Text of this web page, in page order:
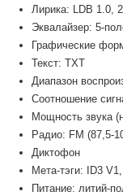
Лирика: LDB 1.0,
Эквалайзер: 5-
Графические
Текст: TXT
Диапазон
Соотношение
Мощность звука
Радио: FM (87,5-
Диктофон
Мета-тэги: ID3
Питание: литий-